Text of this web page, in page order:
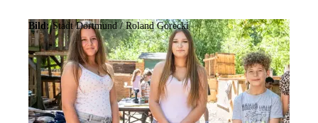
Bild:Stadt Dortmund / Roland Gorecki